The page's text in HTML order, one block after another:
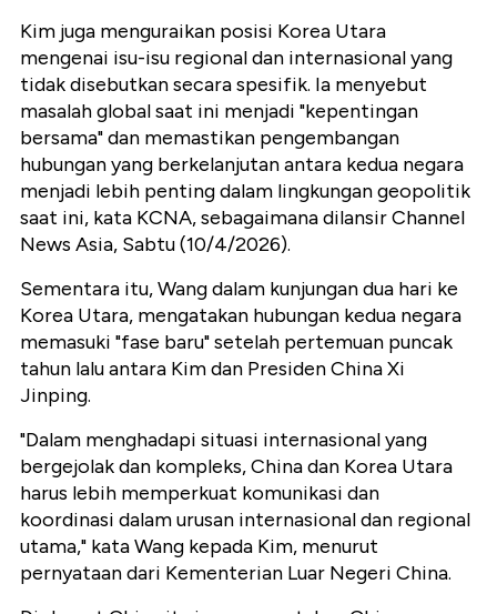
Kim juga menguraikan posisi Korea Utara
mengenai isu-isu regional dan internasional yang
tidak disebutkan secara spesifik. Ia menyebut
masalah global saat ini menjadi "kepentingan
bersama" dan memastikan pengembangan
hubungan yang berkelanjutan antara kedua negara
menjadi lebih penting dalam lingkungan geopolitik
saat ini, kata KCNA, sebagaimana dilansir Channel
News Asia, Sabtu (10/4/2026).
Sementara itu, Wang dalam kunjungan dua hari ke
Korea Utara, mengatakan hubungan kedua negara
memasuki "fase baru" setelah pertemuan puncak
tahun lalu antara Kim dan Presiden China Xi
Jinping.
"Dalam menghadapi situasi internasional yang
bergejolak dan kompleks, China dan Korea Utara
harus lebih memperkuat komunikasi dan
koordinasi dalam urusan internasional dan regional
utama," kata Wang kepada Kim, menurut
pernyataan dari Kementerian Luar Negeri China.